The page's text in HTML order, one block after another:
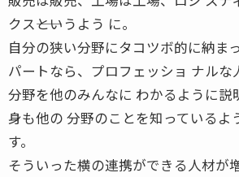
クス――というよう に。
自分の狭い分野にタコツボ的に納ま
パートなら、プロフェッショ ナルな
分野を他のみんなに わかるように説
身も他の 分野のことを知っているよ
す。
そういった横の連携ができる人材が